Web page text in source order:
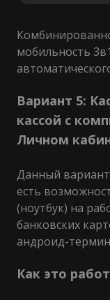
мобильность
Вариант 5:
кассой с
Личном
Данный вариант
есть
(ноутбук) на
банковских
андроид-
Как это